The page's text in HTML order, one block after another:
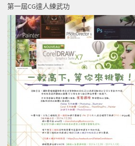
第一屆CG達人練武功